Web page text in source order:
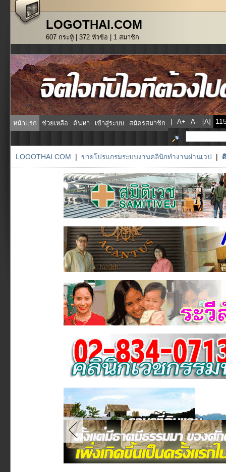
LOGOTHAI.COM
607 กระทู้ | 372 หัวข้อ | 1 สมาชิก
หน้าแรก ช่วยเหลือ ค้นหา เข้าสู่ระบบ สมัครสมาชิก | A+ A- [A]
LOGOTHAI.COM | ขายโปรแกรมระบบงานคลินิกทำงานผ่านเวป |